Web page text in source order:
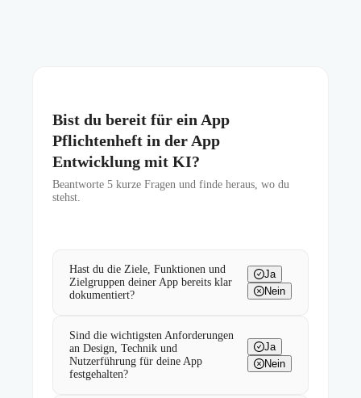
Bist du bereit für ein App
Pflichtenheft in der App
Entwicklung mit KI?
Beantworte 5 kurze Fragen und finde heraus, wo du
stehst.
Hast du die Ziele, Funktionen und
Zielgruppen deiner App bereits klar
dokumentiert?
Ja
Nein
Sind die wichtigsten Anforderungen
an Design, Technik und
Nutzerführung für deine App
festgehalten?
Ja
Nein